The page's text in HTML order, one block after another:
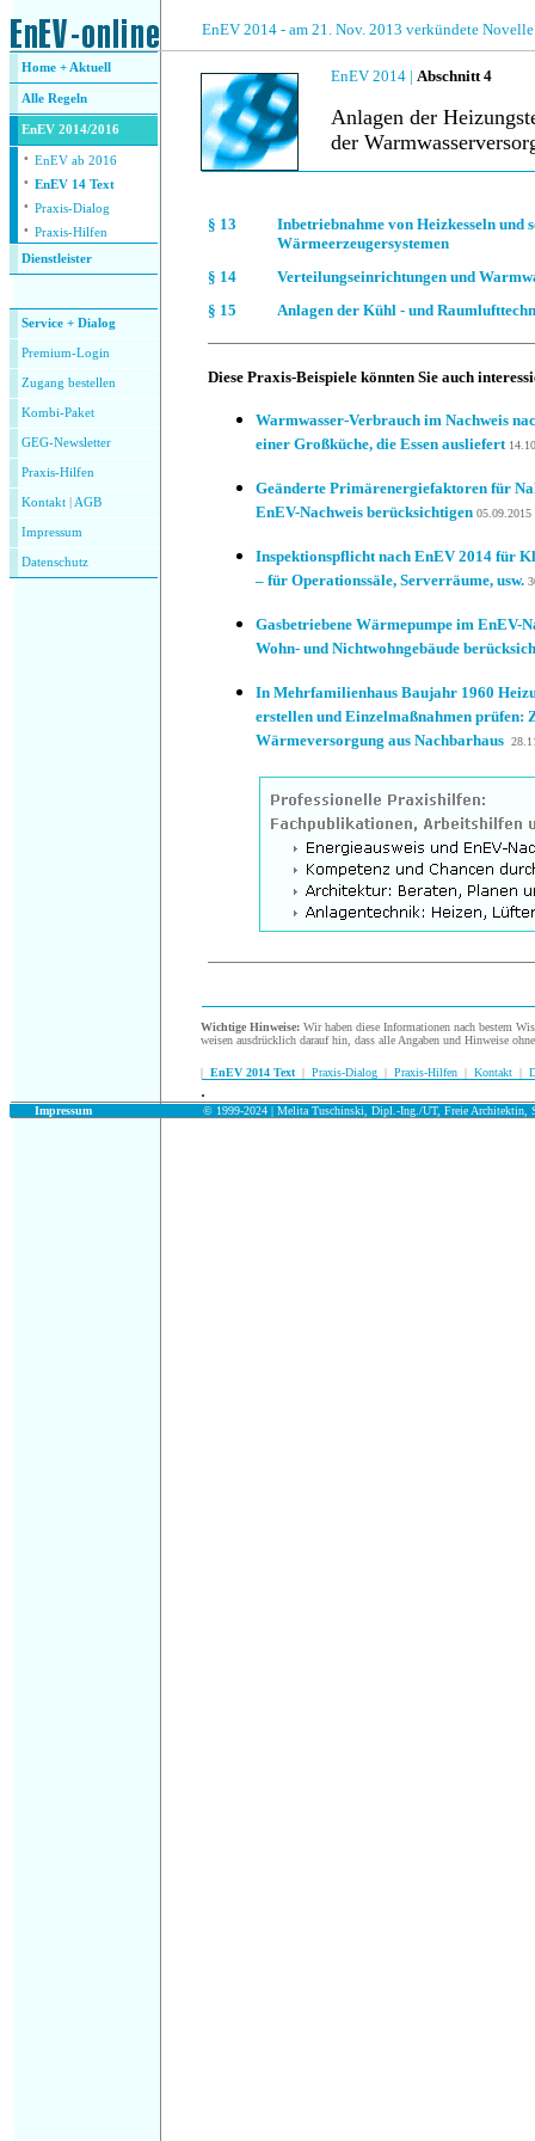
EnEV 2014 - am 21. Nov. 2013 verkündete
Home + Aktuell
Alle Regeln
EnEV 2014/2016
· EnEV ab 2016
· EnEV 14 Text
· Praxis-Dialog
· Praxis-Hilfen
Dienstleister
Service + Dialog
Premium-Login
Zugang bestellen
Kombi-Paket
GEG-Newsletter
Praxis-Hilfen
Kontakt AGB
Impressum
Datenschutz
EnEV 2014 | Abschnitt 4
Anlagen der
der
§ 13
Inbetriebnahme von Heizkesseln und
Wärmeerzeugersystemen
§ 14
Verteilungseinrichtungen und
§ 15
Anlagen der Kühl - und
Diese Praxis-Beispiele könnten Sie auch
Warmwasser-Verbrauch im Nachweis
einer Großküche, die Essen ausliefert
Geänderte Primärenergiefaktoren für
EnEV-Nachweis berücksichtigen 05.09.2015
Inspektionspflicht nach EnEV 2014 für
– für Operationssäle, Serverräume, usw.
Gasbetriebene Wärmepumpe im EnEV-
Wohn- und Nichtwohngebäude
In Mehrfamilienhaus Baujahr 1960
erstellen und Einzelmaßnahmen prüfen:
Wärmeversorgung aus Nachbarhaus
Wichtige Hinweise: Wir haben diese Informationen nach bestem
weisen ausdrücklich darauf hin, dass alle Angaben und Hinweise
| EnEV 2014 Text | Praxis-Dialog | Praxis-Hilfen | Kontakt |
.
Impressum © 1999-2024 | Melita Tuschinski, Dipl.-Ing./UT, Freie Architektin,